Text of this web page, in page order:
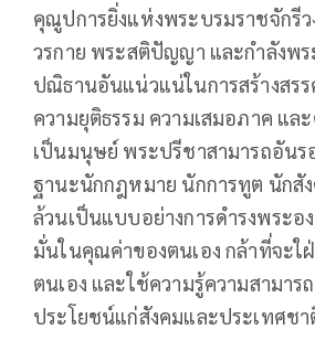
คุณูปการยิ่งแห่งพระบรมราชจักรี
วรกาย พระสติปัญญา และกำลังพ
ปณิธานอันแน่วแน่ในการสร้างสร
ความยุติธรรม ความเสมอภาค แล
เป็นมนุษย์ พระปรีชาสามารถอันร
ฐานะนักกฎหมาย นักการทูต นักสัง
ล้วนเป็นแบบอย่างการดำรงพระอ
มั่นในคุณค่าของตนเอง กล้าที่จะ
ตนเอง และใช้ความรู้ความสามาร
ประโยชน์แก่สังคมและประเทศชา